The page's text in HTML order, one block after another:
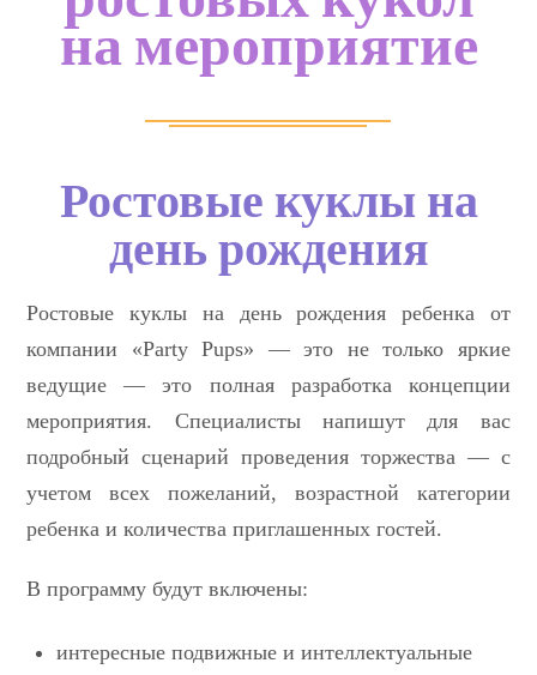
на мероприятие
Ростовые куклы на
день рождения
Ростовые куклы на день рождения ребенка от
компании «Party Pups» — это не только яркие
ведущие — это полная разработка концепции
мероприятия. Специалисты напишут для вас
подробный сценарий проведения торжества — с
учетом всех пожеланий, возрастной категории
ребенка и количества приглашенных гостей.
В программу будут включены:
интересные подвижные и интеллектуальные